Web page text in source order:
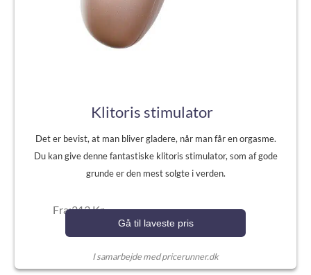
Klitoris stimulator
Det er bevist, at man bliver gladere, når man får en orgasme.
Du kan give denne fantastiske klitoris stimulator, som af gode
grunde er den mest solgte i verden.
Fra:213 Kr.
Gå til laveste pris
I samarbejde med pricerunner.dk